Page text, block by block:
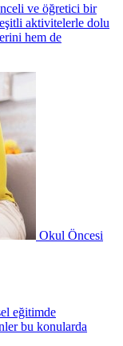
ve öğretici bir
aktivitelerle dolu
hem de
Okul Öncesi
eğitimde
bu konularda